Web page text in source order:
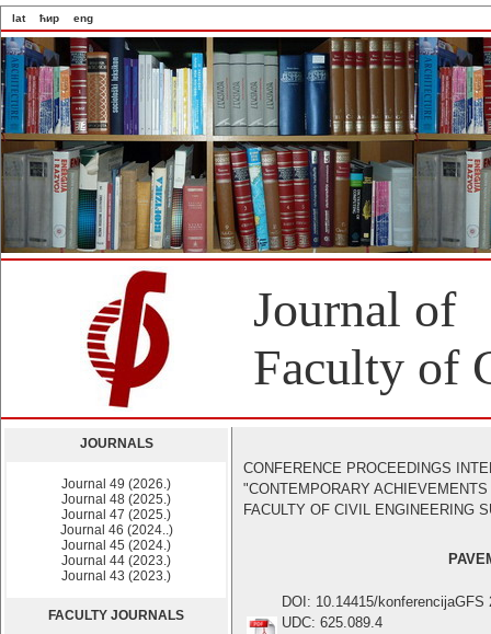
lat ћир eng
Journal of
Faculty of
JOURNALS
Journal 49 (2026.)
Journal 48 (2025.)
Journal 47 (2025.)
Journal 46 (2024..)
Journal 45 (2024.)
Journal 44 (2023.)
Journal 43 (2023.)
FACULTY JOURNALS
CONFERENCE PROCEEDINGS
"CONTEMPORARY
FACULTY OF CIVIL ENGINEERING
DOI: 10.14415/konferencijaGFS
UDC: 625.089.4